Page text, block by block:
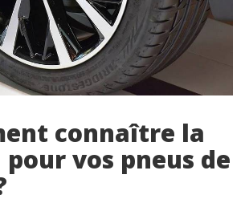
connaître la
vos pneus de